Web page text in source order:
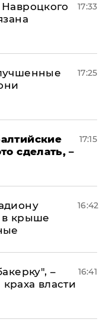
17:33
17:25
сделать, –
17:15
в крыше
16:42
–
власти
16:41